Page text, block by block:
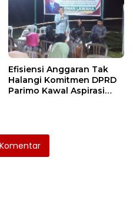
Efisiensi Anggaran Tak
Halangi Komitmen DPRD
Parimo Kawal Aspirasi